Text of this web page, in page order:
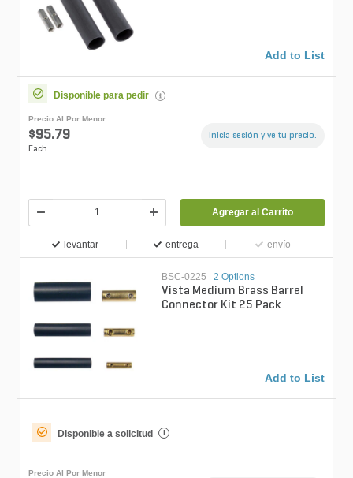
Add to List
Disponible para pedir
Precio Al Por Menor
$95.79
Each
Inicia sesión y ve tu precio.
Agregar al Carrito
levantar entrega envío
BSC-0225 2 Options
Vista Medium Brass Barrel
Connector Kit 25 Pack
Add to List
Disponible a solicitud i
Precio Al Por Menor